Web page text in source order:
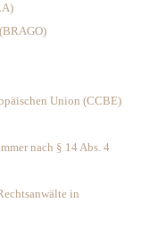
Union (CCBE)
nach § 14 Abs. 4
in